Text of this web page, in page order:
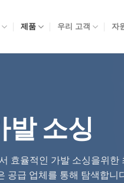
제품 우리 고객 자
발 소싱
효율적인 가발 소싱을위한
공급 업체를 통해 탐색합니